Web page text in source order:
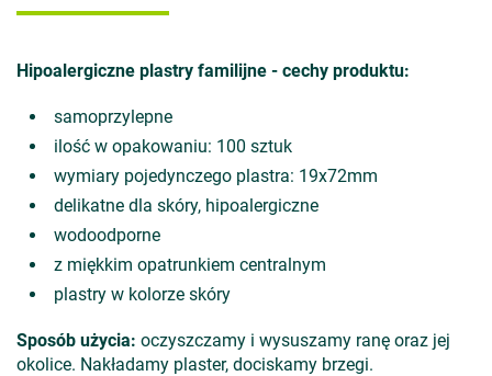
Hipoalergiczne plastry familijne - cechy produktu:
samoprzylepne
ilość w opakowaniu: 100 sztuk
wymiary pojedynczego plastra: 19x72mm
delikatne dla skóry, hipoalergiczne
wodoodporne
z miękkim opatrunkiem centralnym
plastry w kolorze skóry
Sposób użycia: oczyszczamy i wysuszamy ranę oraz jej
okolice. Nakładamy plaster, dociskamy brzegi.